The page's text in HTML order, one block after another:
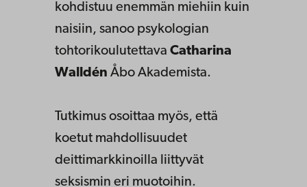
kohdistuu enemmän miehiin kuin
naisiin, sanoo psykologian
tohtorikoulutettava Catharina
Walldén Åbo Akademista.
Tutkimus osoittaa myös, että
koetut mahdollisuudet
deittimarkkinoilla liittyvät
seksismin eri muotoihin.